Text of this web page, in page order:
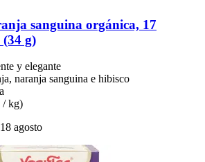
sanguina orgánica, 17
(34 g)
y elegante
naranja sanguina e hibisco
/ kg)
agosto